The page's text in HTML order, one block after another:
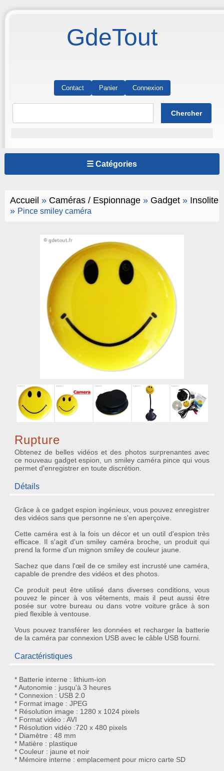
GdeTout
Contact Panier Connexion
☰ Catégories
Accueil » Caméras / Espionnage» Gadget» Insolite
» Pince smiley caméra
Rupture
Obtenez de belles vidéos et des photos surprenantes avec
ce nouveau gadget espion, un smiley caméra pince qui vous
permet d'enregistrer en toute discrétion.
Détails
Grâce à ce gadget espion ingénieux, vous pouvez enregistrer
des vidéossans que personne ne s'en aperçoive.
Cettecaméra est à la fois un décor et unoutil d'espion très
efficace. Il s'agit d'unsmiley caméra broche , un produit qui
prend la forme d'un mignon smiley de couleur jaune.
Sachez que dans l'œil de ce smiley est incrusté unecaméra
capable de prendre des vidéos et des photos.
Ce produit peut être utilisé dans diverses conditions, vous
pouvez le pincer à vos vêtements, mais il peut aussi être
posée sur votre bureau ou dans votre voiture grâce à son
pied flexible à ventouse.
Vous pouvez transférer les données et recharger la batterie
de la caméra par connexion USB avec le câble USB fourni.
Caractéristiques
* Batterie interne : lithium-ion
* Autonomie : jusqu'à 3 heures
* Connexion : USB 2.0
* Format image : JPEG
* Résolution image : 1280 x 1024 pixels
* Format vidéo : AVI
* Résolution vidéo :720 x 480 pixels
* Diamètre : 48 mm
* Matière : plastique
* Couleur : jaune et noir
* Mémoire interne : emplacement pour micro carte SD